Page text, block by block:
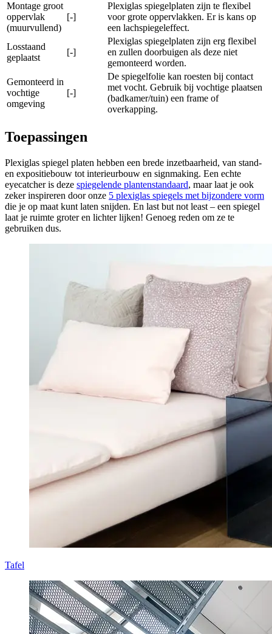
Montage groot
oppervlak
(muurvullend)
[-]
Plexiglas spiegelplaten zijn te flexibel
voor grote oppervlakken. Er is kans op
een lachspiegeleffect.
Losstaand
geplaatst
[-]
Plexiglas spiegelplaten zijn erg flexibel
en zullen doorbuigen als deze niet
gemonteerd worden.
Gemonteerd in
vochtige
omgeving
[-]
De spiegelfolie kan roesten bij contact
met vocht. Gebruik bij vochtige plaatsen
(badkamer/tuin) een frame of
overkapping.
Toepassingen
Plexiglas spiegel platen hebben een brede inzetbaarheid, van stand-
en expositiebouw tot interieurbouw en signmaking. Een echte
eyecatcher is deze spiegelende plantenstandaard, maar laat je ook
zeker inspireren door onze 5 plexiglas spiegels met bijzondere vorm
die je op maat kunt laten snijden. En last but not least – een spiegel
laat je ruimte groter en lichter lijken! Genoeg reden om ze te
gebruiken dus.
Tafel